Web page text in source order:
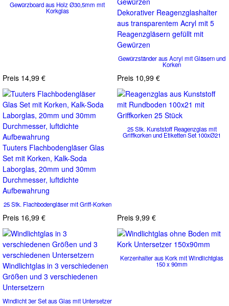
Gewürzboard aus Holz Ø30,5mm mit
Korkglas
Preis 14,99 €
Dekorativer Reagenzglashalter
aus transparentem Acryl mit 5
Reagenzgläsern gefüllt mit
Gewürzen
Gewürzständer aus Acryl mit Gläsern und
Korken
Preis 10,99 €
Tuuters Flachbodengläser Glas
Set mit Korken, Kalk-Soda
Laborglas, 20mm und 30mm
Durchmesser, luftdichte
Aufbewahrung
25 Stk. Flachbodengläser mit Griff-Korken
Preis 16,99 €
25 Stk. Kunststoff Reagenzglas mit
Griffkorken und Etiketten Set 100xØ21
Preis 9,99 €
Windlichtglas in 3 verschiedenen
Größen und 3 verschiedenen
Untersetzern
Windlicht 3er Set aus Glas mit Untersetzer
Kerzenhalter aus Kork mit Windlichtglas
150 x 90mm